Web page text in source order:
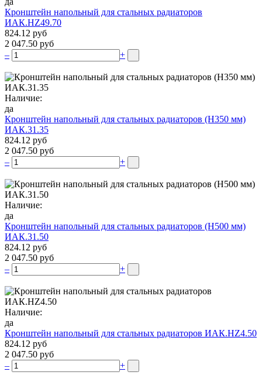
Кронштейн напольный для стальных радиаторов
ИАК.НZ49.70
824.12 руб
2 047.50 руб
–
+
Наличие:
да
Кронштейн напольный для стальных радиаторов (Н350 мм)
ИАК.31.35
824.12 руб
2 047.50 руб
–
+
Наличие:
да
Кронштейн напольный для стальных радиаторов (Н500 мм)
ИАК.31.50
824.12 руб
2 047.50 руб
–
+
Наличие:
да
Кронштейн напольный для стальных радиаторов ИАК.НZ4.50
824.12 руб
2 047.50 руб
–
+